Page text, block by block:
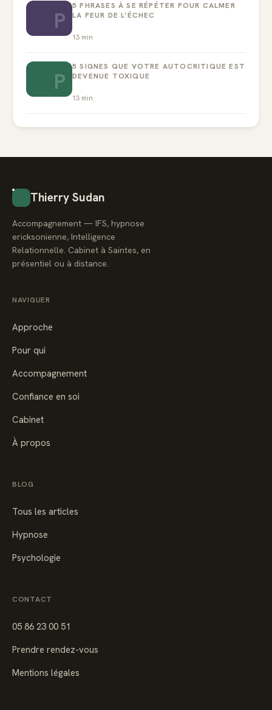
P
5 PHRASES À SE RÉPÉTER POUR CALMER
LA PEUR DE L’ÉCHEC
13 min
P
5 SIGNES QUE VOTRE AUTOCRITIQUE EST
DEVENUE TOXIQUE
13 min
Thierry Sudan
Accompagnement — IFS, hypnose
ericksonienne, Intelligence
Relationnelle. Cabinet à Saintes, en
présentiel ou à distance.
NAVIGUER
Approche
Pour qui
Accompagnement
Confiance en soi
Cabinet
À propos
BLOG
Tous les articles
Hypnose
Psychologie
CONTACT
05 86 23 00 51
Prendre rendez-vous
Mentions légales